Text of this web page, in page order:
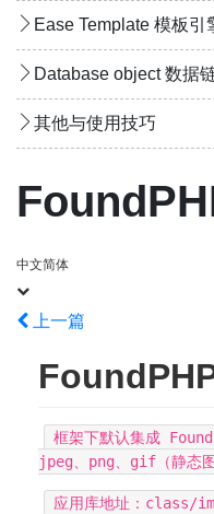
Ease Template 模板引
Database object 数据
其他与使用技巧
中文简体
上一篇
框架下默认集成
jpeg、png、gif（静态图
应用库地址：class/